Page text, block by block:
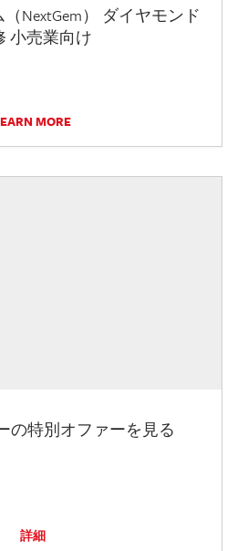
NextGem） ダイヤモンド
小売業向け
MORE
の特別オファーを見る
詳細